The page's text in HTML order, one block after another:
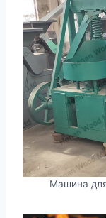
Машина